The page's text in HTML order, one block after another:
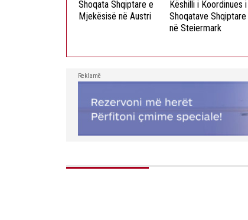
Shoqata Shqiptare e
Mjekësisë në Austri
Këshilli i Koordinues i
Shoqatave Shqiptare
në Steiermark
Reklamë